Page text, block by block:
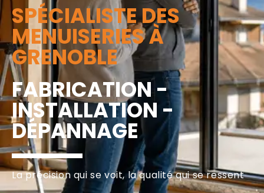
SPÉCIALISTE DES
MENUISERIES À
GRENOBLE
FABRICATION -
INSTALLATION -
DÉPANNAGE
La précision qui se voit, la qualité qui se ressent